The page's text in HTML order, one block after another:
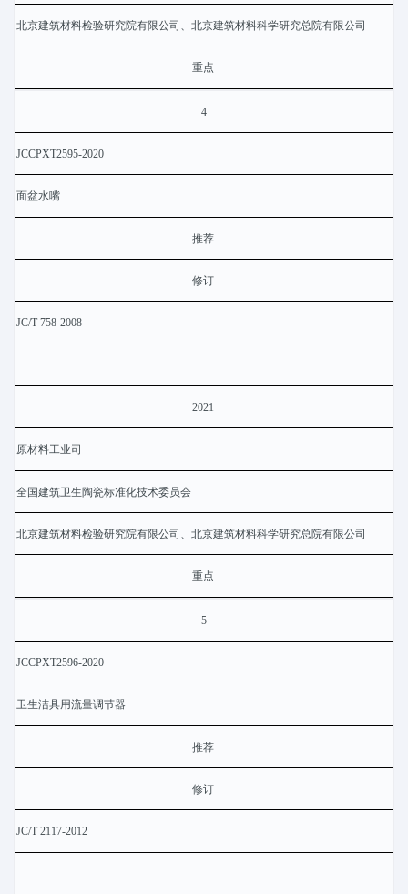
北京建筑材料检验研究院有限公司、北京建筑材料科学研究总院有限公司
重点
4
JCCPXT2595-2020
面盆水嘴
推荐
修订
JC/T 758-2008
2021
原材料工业司
全国建筑卫生陶瓷标准化技术委员会
北京建筑材料检验研究院有限公司、北京建筑材料科学研究总院有限公司
重点
5
JCCPXT2596-2020
卫生洁具用流量调节器
推荐
修订
JC/T 2117-2012